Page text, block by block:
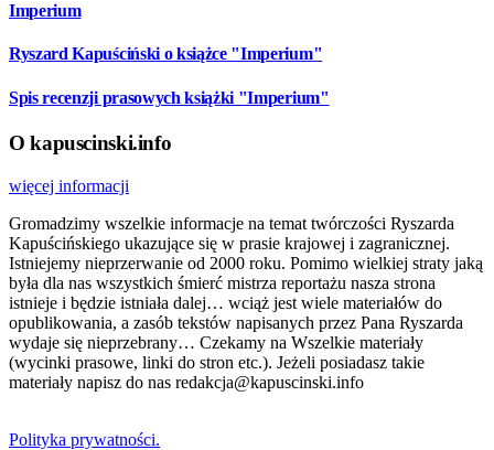
Imperium
Ryszard Kapuściński o książce "Imperium"
Spis recenzji prasowych książki "Imperium"
O kapuscinski.info
więcej informacji
Gromadzimy wszelkie informacje na temat twórczości Ryszarda
Kapuścińskiego ukazujące się w prasie krajowej i zagranicznej.
Istniejemy nieprzerwanie od 2000 roku. Pomimo wielkiej straty jaką
była dla nas wszystkich śmierć mistrza reportażu nasza strona
istnieje i będzie istniała dalej… wciąż jest wiele materiałów do
opublikowania, a zasób tekstów napisanych przez Pana Ryszarda
wydaje się nieprzebrany… Czekamy na Wszelkie materiały
(wycinki prasowe, linki do stron etc.). Jeżeli posiadasz takie
materiały napisz do nas redakcja@kapuscinski.info
Polityka prywatności.